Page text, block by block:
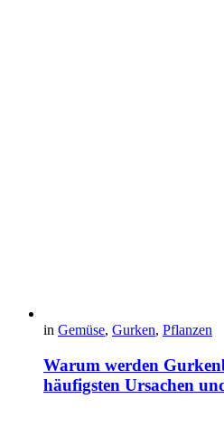
in Gemüse, Gurken, Pflanzen
Warum werden
häufigsten Ursachen